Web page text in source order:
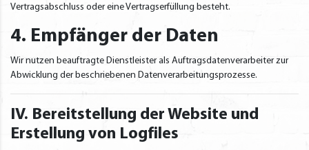
Vertragsabschluss oder eine Vertragserfüllung besteht.
4. Empfänger der Daten
Wir nutzen beauftragte Dienstleister als Auftragsdatenverarbeiter zur
Abwicklung der beschriebenen Datenverarbeitungsprozesse.
IV. Bereitstellung der Website und
Erstellung von Logfiles